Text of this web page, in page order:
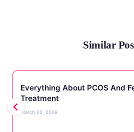
Similar
Everything About PCOS And
Treatment
March 23, 2026